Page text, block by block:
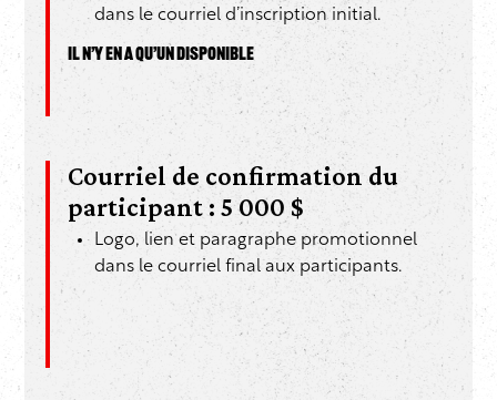
dans le courriel d’inscription initial.
IL N’Y EN A QU’UN DISPONIBLE
Courriel de confirmation du
participant : 5 000 $
Logo, lien et paragraphe promotionnel
dans le courriel final aux participants.